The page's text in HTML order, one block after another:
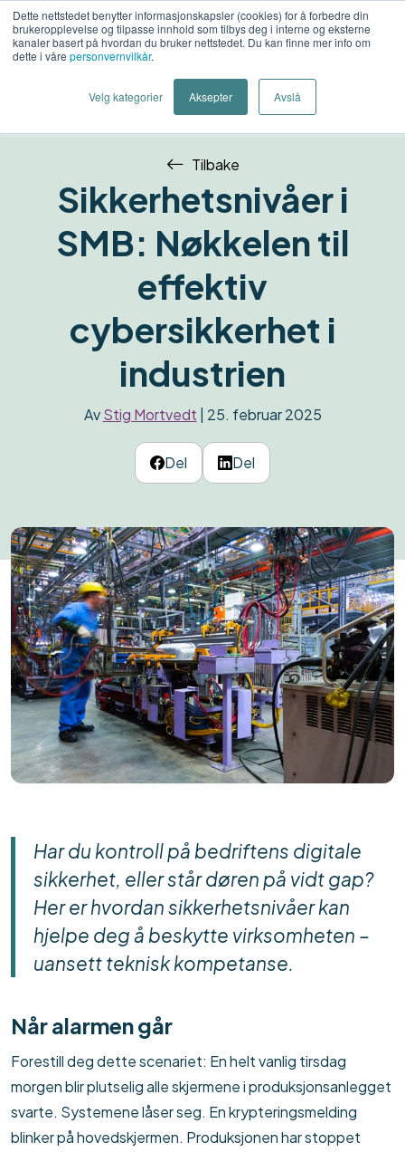
Dette nettstedet benytter informasjonskapsler (cookies) for å forbedre din
brukeropplevelse og tilpasse innhold som tilbys deg i interne og eksterne
kanaler basert på hvordan du bruker nettstedet. Du kan finne mer info om
dette i våre personvernvilkår.
Velg kategorier Aksepter Avslå
Tilbake
Sikkerhetsnivåer i
SMB: Nøkkelen til
effektiv
cybersikkerhet i
industrien
Av Stig Mortvedt | 25. februar 2025
Del Del
Har du kontroll på bedriftens digitale
sikkerhet, eller står døren på vidt gap?
Her er hvordan sikkerhetsnivåer kan
hjelpe deg å beskytte virksomheten –
uansett teknisk kompetanse.
Når alarmen går
Forestill deg dette scenariet: En helt vanlig tirsdag
morgen blir plutselig alle skjermene i produksjonsanlegget
svarte. Systemene låser seg. En krypteringsmelding
blinker på hovedskjermen. Produksjonen har stoppet